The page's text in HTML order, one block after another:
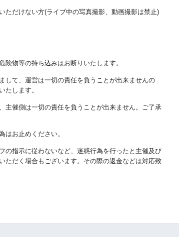
ただけない方(ライブ中の写真撮影、動画撮影は禁止)
険物等の持ち込みはお断りいたします。
して、運営は一切の責任を負うことが出来ませんの
たします。
主催側は一切の責任を負うことが出来ません。ご了承
はお止めください。
の指示に従わないなど、迷惑行為を行ったと主催及び
ただく場合もございます。その際の返金などは対応致